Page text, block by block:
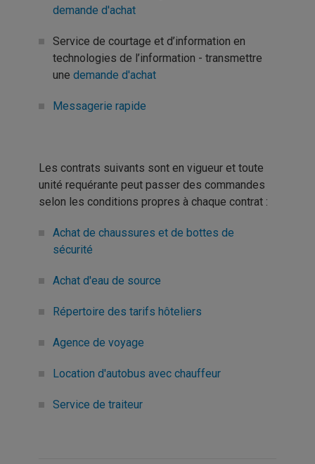
demande d'achat
Service de courtage et d’information en
technologies de l’information - transmettre
une demande d'achat
Messagerie rapide
Les contrats suivants sont en vigueur et toute
unité requérante peut passer des commandes
selon les conditions propres à chaque contrat :
Achat de chaussures et de bottes de
sécurité
Achat d'eau de source
Répertoire des tarifs hôteliers
Agence de voyage
Location d'autobus avec chauffeur
Service de traiteur